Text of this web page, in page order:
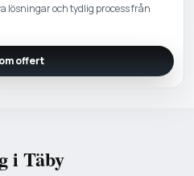
lösningar och tydlig process från
offert
i Täby